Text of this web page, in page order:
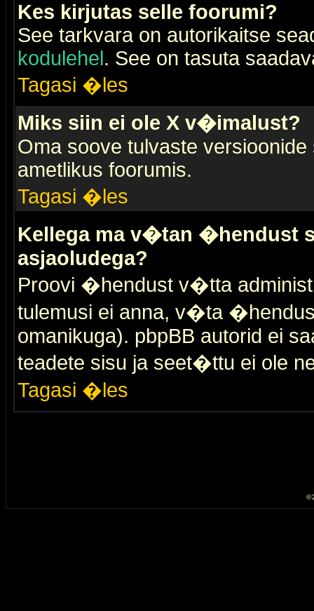
Kes kirjutas selle foorumi?
See tarkvara on autorikaitse
kodulehel. See on tasuta
Tagasi �les
Miks siin ei ole X v�imalust?
Oma soove tulvaste
ametlikus foorumis.
Tagasi �les
Kellega ma v�tan �hendust
asjaoludega?
Proovi �hendust v�tta
tulemusi ei anna, v�ta
omanikuga). pbpBB autorid ei
teadete sisu ja seet�ttu ei ole
Tagasi �les
©